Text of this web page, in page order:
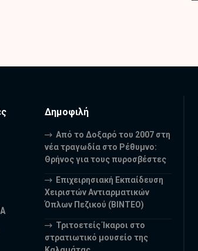
Δημοφιλή
Από το Δοξαρό του 2007 στη
νέα τραγωδία στο Ρέθυμνο:
Θρήνος για τους πυροσβέστες
Επιχειρησιακή Εκπαίδευση
Χειριστών Αντιαρματικών
Όπλων Πεζικού (ΒΙΝΤΕΟ)
Τριτοετείς Ίκαροι στο
στρατιωτικό μουσείο της